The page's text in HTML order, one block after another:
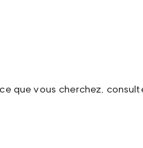
que vous cherchez,